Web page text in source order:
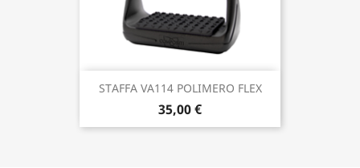
STAFFA VA114 POLIMERO FLEX
35,00 €